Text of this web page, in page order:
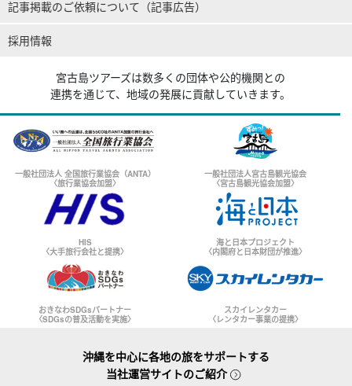
記事掲載のご依頼について（記事広告）
採用情報
宮古島ツアーズは数多くの団体や公的機関との
連携を通じて、地域の発展に貢献していきます。
一般社団法人 全国旅行業協会（ANTA）
〈旅行業協会加盟〉
一般社団法人宮古島観光協会
〈宮古島観光協会加盟〉
HIS
〈大手旅行会社と提携〉
海と日本プロジェクト
〈内閣府と日本財団が推進〉
おきなわSDGsパートナー
〈SDGsの普及活動を実施〉
スカイレンタカー
〈レンタカー事業の提携〉
沖縄を中心に各地の旅をサポートする
当社運営サイトのご紹介